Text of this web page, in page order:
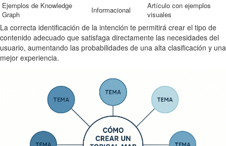
Ejemplos de Knowledge
Graph
Informacional
Artículo con ejemplos
visuales
La correcta identificación de la intención te permitirá crear el tipo de
contenido adecuado que satisfaga directamente las necesidades del
usuario, aumentando las probabilidades de una alta clasificación y una
mejor experiencia.